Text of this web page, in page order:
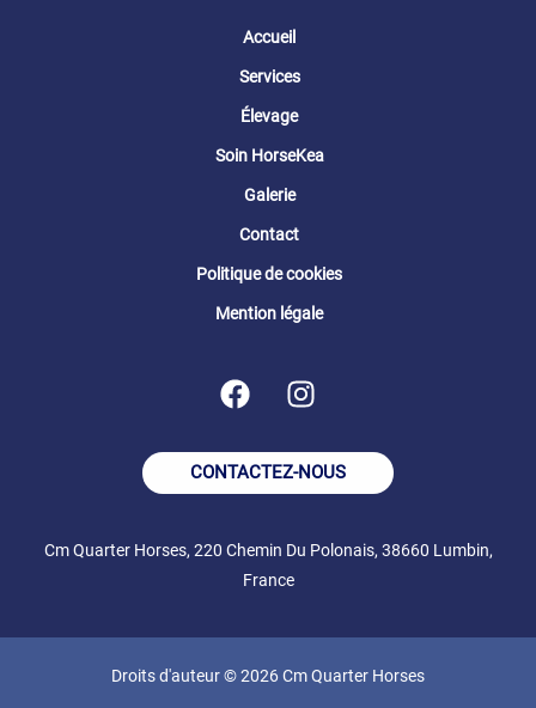
Accueil
Services
Élevage
Soin HorseKea
Galerie
Contact
Politique de cookies
Mention légale
CONTACTEZ-NOUS
Cm Quarter Horses, 220 Chemin Du Polonais, 38660 Lumbin,
France
Droits d'auteur © 2026 Cm Quarter Horses